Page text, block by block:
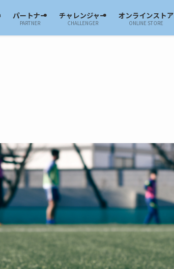
パートナー
PARTNER
チャレンジャー
CHALLENGER
オンラインストア
ONLINE STORE